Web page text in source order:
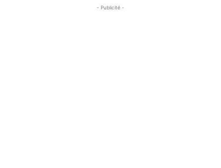
- Publicité -